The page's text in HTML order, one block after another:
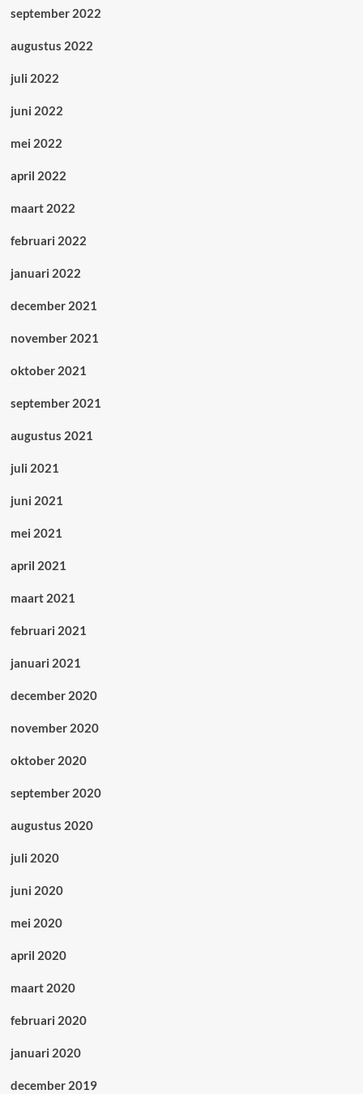
september 2022
augustus 2022
juli 2022
juni 2022
mei 2022
april 2022
maart 2022
februari 2022
januari 2022
december 2021
november 2021
oktober 2021
september 2021
augustus 2021
juli 2021
juni 2021
mei 2021
april 2021
maart 2021
februari 2021
januari 2021
december 2020
november 2020
oktober 2020
september 2020
augustus 2020
juli 2020
juni 2020
mei 2020
april 2020
maart 2020
februari 2020
januari 2020
december 2019